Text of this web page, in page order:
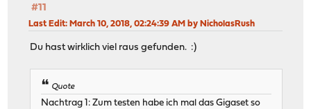
#11
Last Edit: March 10, 2018, 02:24:39 AM by NicholasRush
Du hast wirklich viel raus gefunden. :)
Quote
Nachtrag 1: Zum testen habe ich mal das Gigaset so